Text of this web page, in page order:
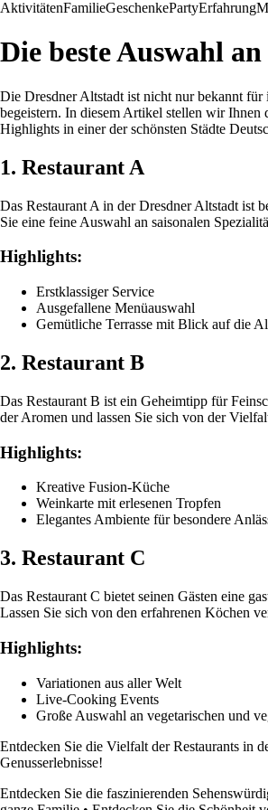
AktivitätenFamilieGeschenkePartyErfahrung
Die beste Auswahl
Die Dresdner Altstadt ist nicht nur bekannt für
begeistern. In diesem Artikel stellen wir Ihnen
Highlights in einer der schönsten Städte
1. Restaurant A
Das Restaurant A in der Dresdner Altstadt ist
Sie eine feine Auswahl an saisonalen
Highlights:
Erstklassiger Service
Ausgefallene Menüauswahl
Gemütliche Terrasse mit Blick auf die
2. Restaurant B
Das Restaurant B ist ein Geheimtipp für
der Aromen und lassen Sie sich von der
Highlights:
Kreative Fusion-Küche
Weinkarte mit erlesenen Tropfen
Elegantes Ambiente für besondere
3. Restaurant C
Das Restaurant C bietet seinen Gästen eine
Lassen Sie sich von den erfahrenen Köchen
Highlights:
Variationen aus aller Welt
Live-Cooking Events
Große Auswahl an vegetarischen und
Entdecken Sie die Vielfalt der Restaurants in
Genusserlebnisse!
Entdecken Sie die faszinierenden